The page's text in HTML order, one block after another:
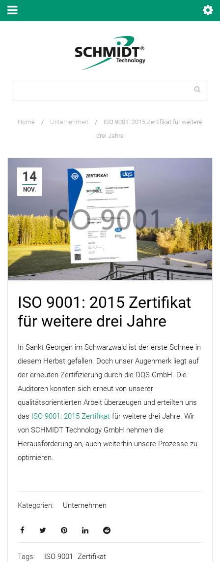
Home / Unternehmen /
ISO 9001: 2015 Zertifikat für weitere
drei Jahre
14
NOV.
ISO 9001: 2015 Zertifikat
für weitere drei Jahre
In Sankt Georgen im Schwarzwald ist der erste Schnee in
diesem Herbst gefallen. Doch unser Augenmerk liegt auf
der erneuten Zertifizierung durch die DQS GmbH. Die
Auditoren konnten sich erneut von unserer
qualitätsorientierten Arbeit überzeugen und erteilten uns
das ISO 9001: 2015 Zertifikat für weitere drei Jahre. Wir
von SCHMIDT Technology GmbH nehmen die
Herausforderung an, auch weiterhin unsere Prozesse zu
optimieren.
Kategorien: Unternehmen
Tags: ISO 9001 Zertifikat